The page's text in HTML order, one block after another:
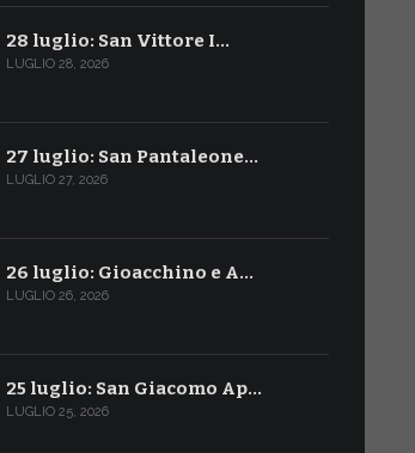
28 luglio: San Vittore I…
LUGLIO 28, 2026
27 luglio: San Pantaleone…
LUGLIO 27, 2026
26 luglio: Gioacchino e A…
LUGLIO 26, 2026
25 luglio: San Giacomo Ap…
LUGLIO 25, 2026